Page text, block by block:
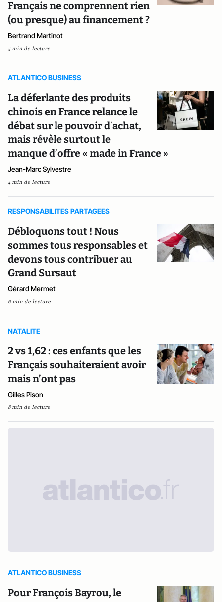
Français ne comprennent rien
(ou presque) au financement ?
Bertrand Martinot
5 min de lecture
ATLANTICO BUSINESS
La déferlante des produits
chinois en France relance le
débat sur le pouvoir d’achat,
mais révèle surtout le
manque d’offre « made in France »
Jean-Marc Sylvestre
4 min de lecture
RESPONSABILITES PARTAGEES
Débloquons tout ! Nous
sommes tous responsables et
devons tous contribuer au
Grand Sursaut
Gérard Mermet
6 min de lecture
NATALITE
2 vs 1,62 : ces enfants que les
Français souhaiteraient avoir
mais n’ont pas
Gilles Pison
8 min de lecture
ATLANTICO BUSINESS
Pour François Bayrou, le